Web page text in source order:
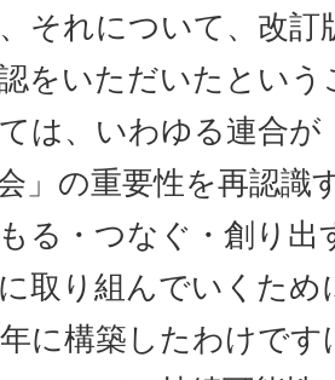
それについて、改訂
をいただいたとい
は、いわゆる連合が
」の重要性を再認識
る・つなぐ・創り出
取り組んでいくため
に構築したわけで